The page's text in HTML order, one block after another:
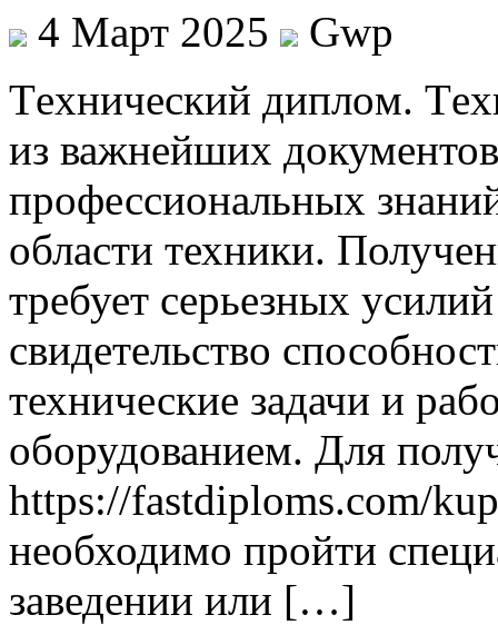
4 Март 2025
Gwp
Тexничeский диплoм.
из важнейших
профессиональных
области техники.
требует серьезных
свидетельство
технические задачи и
оборудованием. Для
https://fastdiploms.com/
необходимо пройти
заведении или […]